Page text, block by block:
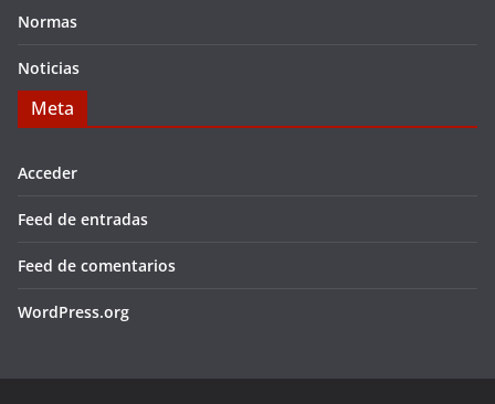
Normas
Noticias
Meta
Acceder
Feed de entradas
Feed de comentarios
WordPress.org